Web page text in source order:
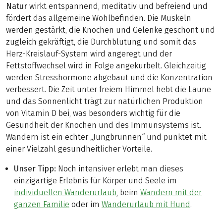
Natur wirkt entspannend, meditativ und befreiend und
fördert das allgemeine Wohlbefinden. Die Muskeln
werden gestärkt, die Knochen und Gelenke geschont und
zugleich gekräftigt, die Durchblutung und somit das
Herz-Kreislauf-System wird angeregt und der
Fettstoffwechsel wird in Folge angekurbelt. Gleichzeitig
werden Stresshormone abgebaut und die Konzentration
verbessert. Die Zeit unter freiem Himmel hebt die Laune
und das Sonnenlicht trägt zur natürlichen Produktion
von Vitamin D bei, was besonders wichtig für die
Gesundheit der Knochen und des Immunsystems ist.
Wandern ist ein echter „Jungbrunnen“ und punktet mit
einer Vielzahl gesundheitlicher Vorteile.
Unser Tipp: Noch intensiver erlebt man dieses
einzigartige Erlebnis für Körper und Seele im
individuellen Wanderurlaub, beim Wandern mit der
ganzen Familie oder im Wanderurlaub mit Hund .